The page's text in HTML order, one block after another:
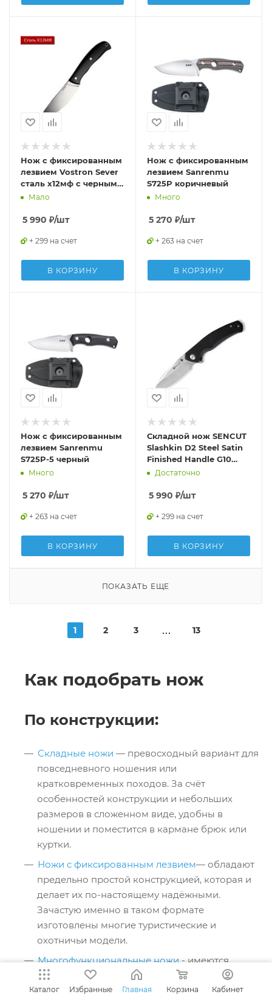
Нож с фиксированным
лезвием Vostron Sever
сталь х12мф с черными
ножнами из кайдекса
Мало
5 990 ₽/шт
+ 299 на счет
В КОРЗИНУ
Нож с фиксированным
лезвием Sanrenmu
S725P коричневый
Много
5 270 ₽/шт
+ 263 на счет
В КОРЗИНУ
Нож с фиксированным
лезвием Sanrenmu
S725P-5 черный
Много
5 270 ₽/шт
+ 263 на счет
В КОРЗИНУ
Складной нож SENCUT
Slashkin D2 Steel Satin
Finished Handle G10
Black
Достаточно
5 990 ₽/шт
+ 299 на счет
В КОРЗИНУ
ПОКАЗАТЬ ЕЩЕ
1 2 3 13
Как подобрать нож
По конструкции:
Складные ножи — превосходный вариант для
повседневного ношения или
кратковременных походов. За счёт
особенностей конструкции и небольших
размеров в сложенном виде, удобны в
ношении и поместится в кармане брюк или
куртки.
Ножи с фиксированным лезвием— обладают
предельно простой конструкцией, которая и
делает их по-настоящему надёжными.
Зачастую именно в таком формате
изготовлены многие туристические и
охотничьи модели.
Многофункциональные ножи- имеются
дополнительные инструменты для повышения
функционала. Здесь традиционно сильны
Каталог Избранные Главная Корзина Кабинет